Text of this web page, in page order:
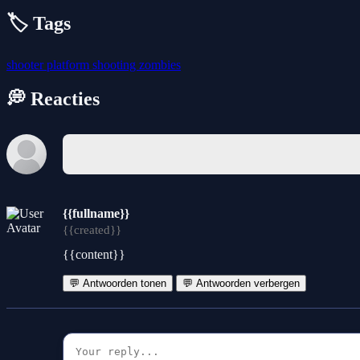
🏷️ Tags
shooterplatform shooting zombies
💭 Reacties
{{fullname}}
{{created}}
{{content}}
💬 Antwoorden tonen 💬 Antwoorden verbergen